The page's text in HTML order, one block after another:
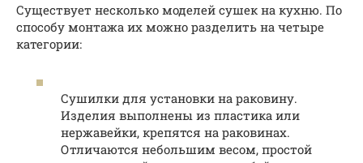
Существует несколько моделей сушек на кухню. По
способу монтажа их можно разделить на четыре
категории:
Сушилки для установки на раковину.
Изделия выполнены из пластика или
нержавейки, крепятся на раковинах.
Отличаются небольшим весом, простой